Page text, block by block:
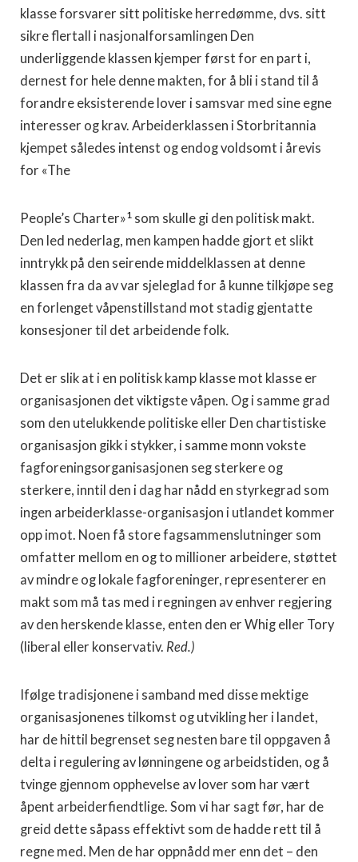
klasse forsvarer sitt politiske herredømme, dvs. sitt
sikre flertall i nasjonalforsamlingen Den
underliggende klassen kjemper først for en part i,
dernest for hele denne makten, for å bli i stand til å
forandre eksisterende lover i samsvar med sine egne
interesser og krav. Arbeiderklassen i Storbritannia
kjempet således intenst og endog voldsomt i årevis
for «The
People’s Charter»1 som skulle gi den politisk makt.
Den led nederlag, men kampen hadde gjort et slikt
inntrykk på den seirende middelklassen at denne
klassen fra da av var sjeleglad for å kunne tilkjøpe seg
en forlenget våpenstillstand mot stadig gjentatte
konsesjoner til det arbeidende folk.
Det er slik at i en politisk kamp klasse mot klasse er
organisasjonen det viktigste våpen. Og i samme grad
som den utelukkende politiske eller Den chartistiske
organisasjon gikk i stykker, i samme monn vokste
fagforeningsorganisasjonen seg sterkere og
sterkere, inntil den i dag har nådd en styrkegrad som
ingen arbeiderklasse-organisasjon i utlandet kommer
opp imot. Noen få store fagsammenslutninger som
omfatter mellom en og to millioner arbeidere, støttet
av mindre og lokale fagforeninger, representerer en
makt som må tas med i regningen av enhver regjering
av den herskende klasse, enten den er Whig eller Tory
(liberal eller konservativ. Red.)
Ifølge tradisjonene i samband med disse mektige
organisasjonenes tilkomst og utvikling her i landet,
har de hittil begrenset seg nesten bare til oppgaven å
delta i regulering av lønningene og arbeidstiden, og å
tvinge gjennom opphevelse av lover som har vært
åpent arbeiderfiendtlige. Som vi har sagt før, har de
greid dette såpass effektivt som de hadde rett til å
regne med. Men de har oppnådd mer enn det – den